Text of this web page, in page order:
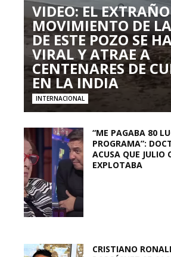
VIDEO: EL EXTRAÑO
MOVIMIENTO DE
DE ESTE POZO SE
VIRAL Y ATRAE A
CENTENARES DE
EN LA INDIA
INTERNACIONAL
“ME PAGABA 80
PROGRAMA”:
ACUSA QUE JULIO
EXPLOTABA
CRISTIANO